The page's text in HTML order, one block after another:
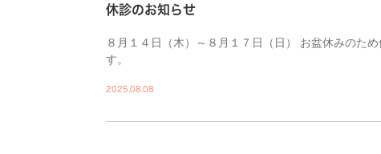
休診のお知らせ
８月１４日（木）～８月１７日（日） お盆休みのた
す。
2025.08.08